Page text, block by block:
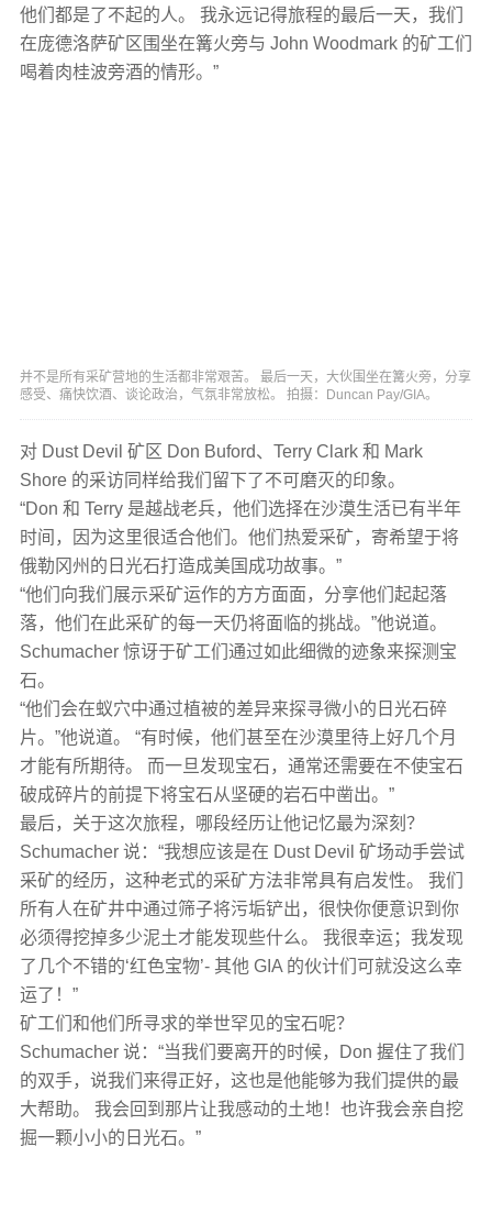
他们都是了不起的人。 我永远记得旅程的最后一天，我们
在庞德洛萨矿区围坐在篝火旁与 John Woodmark 的矿工们
喝着肉桂波旁酒的情形。”
并不是所有采矿营地的生活都非常艰苦。 最后一天，大伙围坐在篝火旁，分享
感受、痛快饮酒、谈论政治，气氛非常放松。 拍摄：Duncan Pay/GIA。
对 Dust Devil 矿区 Don Buford、Terry Clark 和 Mark
Shore 的采访同样给我们留下了不可磨灭的印象。
“Don 和 Terry 是越战老兵，他们选择在沙漠生活已有半年
时间，因为这里很适合他们。他们热爱采矿，寄希望于将
俄勒冈州的日光石打造成美国成功故事。”
“他们向我们展示采矿运作的方方面面，分享他们起起落
落，他们在此采矿的每一天仍将面临的挑战。”他说道。
Schumacher 惊讶于矿工们通过如此细微的迹象来探测宝
石。
“他们会在蚁穴中通过植被的差异来探寻微小的日光石碎
片。”他说道。 “有时候，他们甚至在沙漠里待上好几个月
才能有所期待。 而一旦发现宝石，通常还需要在不使宝石
破成碎片的前提下将宝石从坚硬的岩石中凿出。”
最后，关于这次旅程，哪段经历让他记忆最为深刻？
Schumacher 说：“我想应该是在 Dust Devil 矿场动手尝试
采矿的经历，这种老式的采矿方法非常具有启发性。 我们
所有人在矿井中通过筛子将污垢铲出，很快你便意识到你
必须得挖掉多少泥土才能发现些什么。 我很幸运；我发现
了几个不错的‘红色宝物’- 其他 GIA 的伙计们可就没这么幸
运了！”
矿工们和他们所寻求的举世罕见的宝石呢？
Schumacher 说：“当我们要离开的时候，Don 握住了我们
的双手，说我们来得正好，这也是他能够为我们提供的最
大帮助。 我会回到那片让我感动的土地！也许我会亲自挖
掘一颗小小的日光石。”